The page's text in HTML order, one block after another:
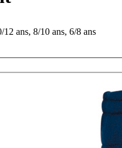
ans, 8/10 ans, 6/8 ans